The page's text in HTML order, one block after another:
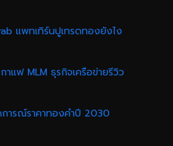
แพทเทิร์นปูเทรดทองยังไง
แฟ MLM ธุรกิจเครือข่ายรีวิว
ารณ์ราคาทองคำปี 2030